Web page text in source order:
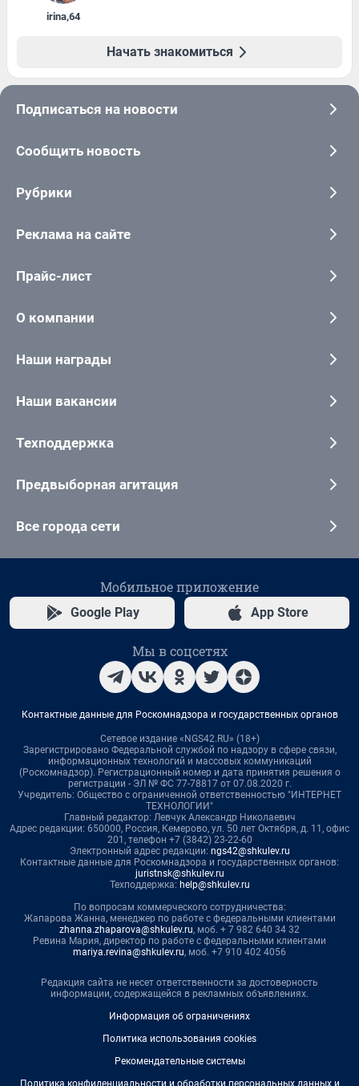
irina,64
Начать знакомиться
Подписаться на новости
Сообщить новость
Рубрики
Реклама на сайте
Прайс-лист
О компании
Наши награды
Наши вакансии
Техподдержка
Предвыборная агитация
Все города сети
Мобильное приложение
Google Play App Store
Мы в соцсетях
Контактные данные для Роскомнадзора и государственных органов
Сетевое издание «NGS42.RU» (18+)
Зарегистрировано Федеральной службой по надзору в сфере связи,
информационных технологий и массовых коммуникаций
(Роскомнадзор). Регистрационный номер и дата принятия решения о
регистрации - ЭЛ № ФС 77-78817 от 07.08.2020 г.
Учредитель: Общество с ограниченной ответственностью "ИНТЕРНЕТ
ТЕХНОЛОГИИ"
Главный редактор: Левчук Александр Николаевич
Адрес редакции: 650000, Россия, Кемерово, ул. 50 лет Октября, д. 11, офис
201, телефон +7 (3842) 23-22-60
Электронный адрес редакции: ngs42@shkulev.ru
Контактные данные для Роскомнадзора и государственных органов:
juristnsk@shkulev.ru
Техподдержка: help@shkulev.ru
По вопросам коммерческого сотрудничества:
Жапарова Жанна, менеджер по работе с федеральными клиентами
zhanna.zhaparova@shkulev.ru, моб. + 7 982 640 34 32
Ревина Мария, директор по работе с федеральными клиентами
mariya.revina@shkulev.ru, моб. +7 910 402 4056
Редакция сайта не несет ответственности за достоверность
информации, содержащейся в рекламных объявлениях.
Информация об ограничениях
Политика использования cookies
Рекомендательные системы